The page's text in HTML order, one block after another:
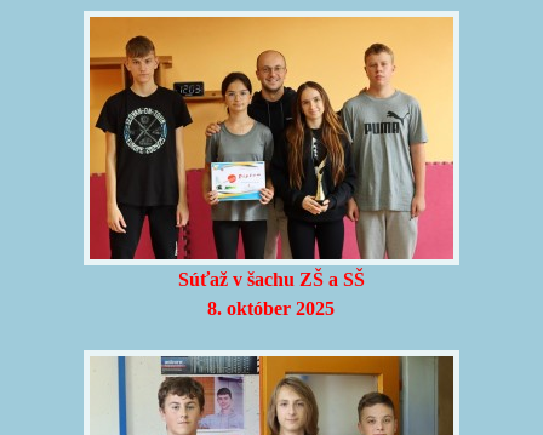
Súťaž v šachu ZŠ a SŠ
8. október 2025